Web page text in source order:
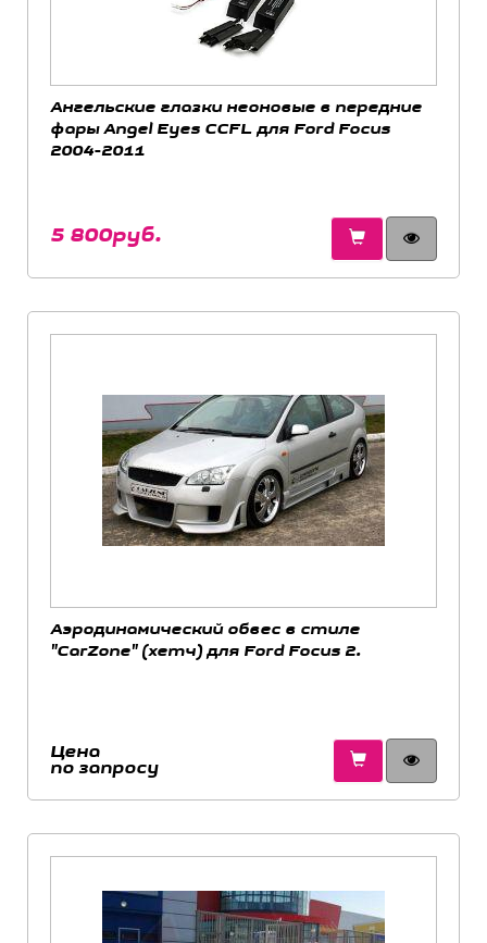
Ангельские глазки неоновые в передние
фары Angel Eyes CCFL для Ford Focus
2004-2011
5 800руб.
Аэродинамический обвес в стиле
"CarZone" (хетч) для Ford Focus 2.
Цена
по запросу